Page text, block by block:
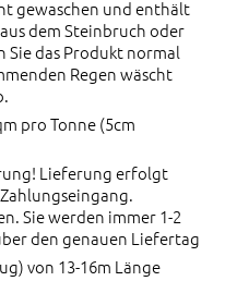
gewaschen und enthält
dem Steinbruch oder
Sie das Produkt normal
Regen wäscht
pro Tonne (5cm
Lieferung erfolgt
Sie werden immer 1-2
den genauen Liefertag
von 13-16m Länge